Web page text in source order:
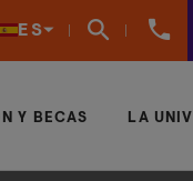
ES
960
Y BECAS LA